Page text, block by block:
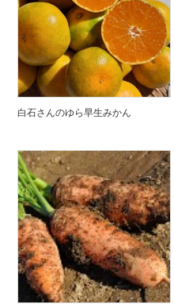
白石さんのゆら早生みかん